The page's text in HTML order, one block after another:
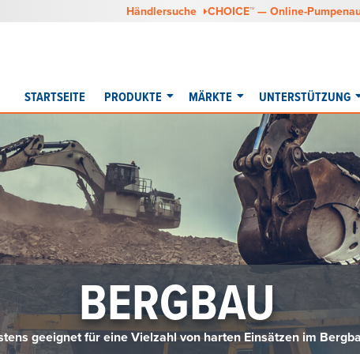
Händlersuche CHOICE™ — Online-
STARTSEITE PRODUKTE MÄRKTE UNTERSTÜTZUNG
BERGBAU
geeignet für eine Vielzahl von harten Einsätzen im